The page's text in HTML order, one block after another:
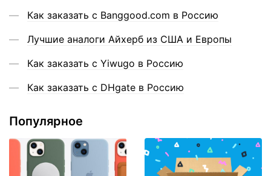
Как заказать с Banggood.com в Россию
Лучшие аналоги Айхерб из США и Европы
Как заказать с Yiwugo в Россию
Как заказать с DHgate в Россию
Популярное